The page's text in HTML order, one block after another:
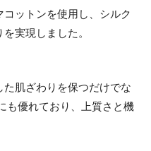
ットンを使用し、シルク
実現しました。
肌ざわりを保つだけでな
も優れており、上質さと機